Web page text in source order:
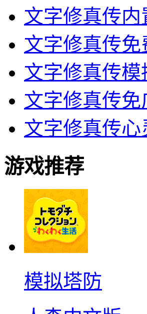
文字修真传内
文字修真传免
文字修真传模
文字修真传免
文字修真传心
游戏推荐
模拟塔防